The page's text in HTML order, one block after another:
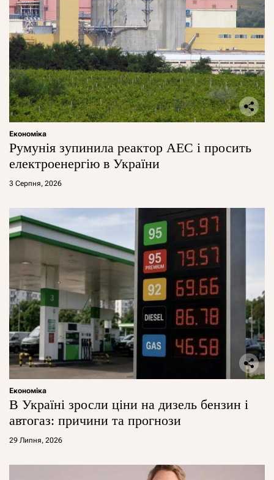
Економіка
Румунія зупинила реактор АЕС і просить
електроенергію в України
3 Серпня, 2026
Економіка
В Україні зросли ціни на дизель бензин і
автогаз: причини та прогнози
29 Липня, 2026